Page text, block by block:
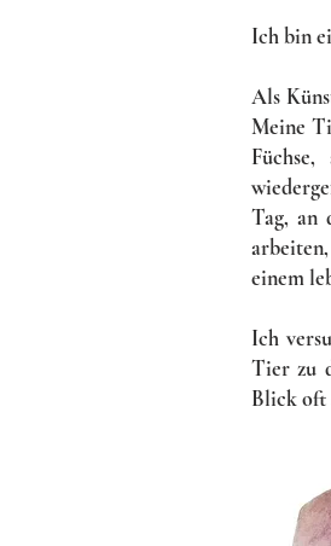
Ich bin
Als
Meine
Tag, an
einem
Ich
Tier zu
Blick oft